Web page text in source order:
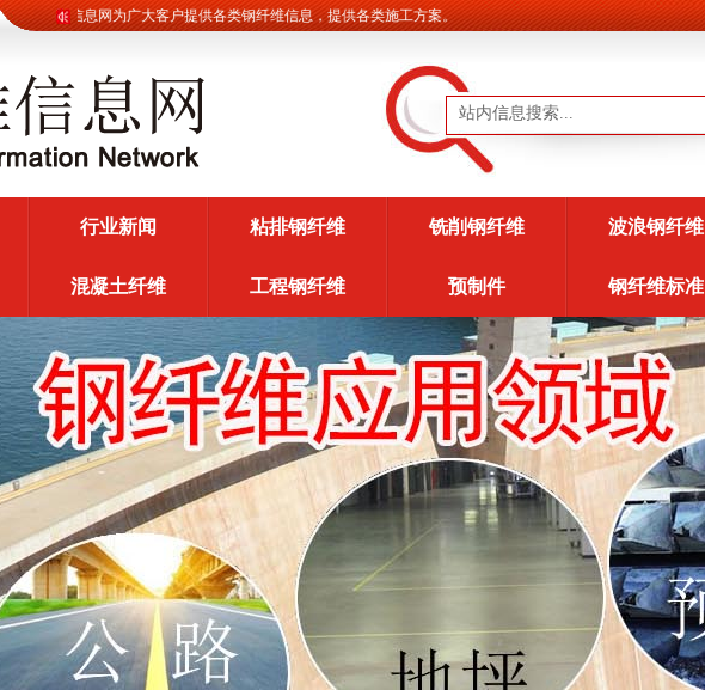
钢纤维信息网为广大客户提供各类钢纤维信息，提供各类施工方案。
行业新闻 粘排钢纤维 铣削钢纤维 波浪钢纤维
混凝土纤维 工程钢纤维 预制件 钢纤维标准